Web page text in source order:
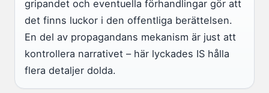
gripandet och eventuella förhandlingar gör att
det finns luckor i den offentliga berättelsen.
En del av propagandans mekanism är just att
kontrollera narrativet – här lyckades IS hålla
flera detaljer dolda.